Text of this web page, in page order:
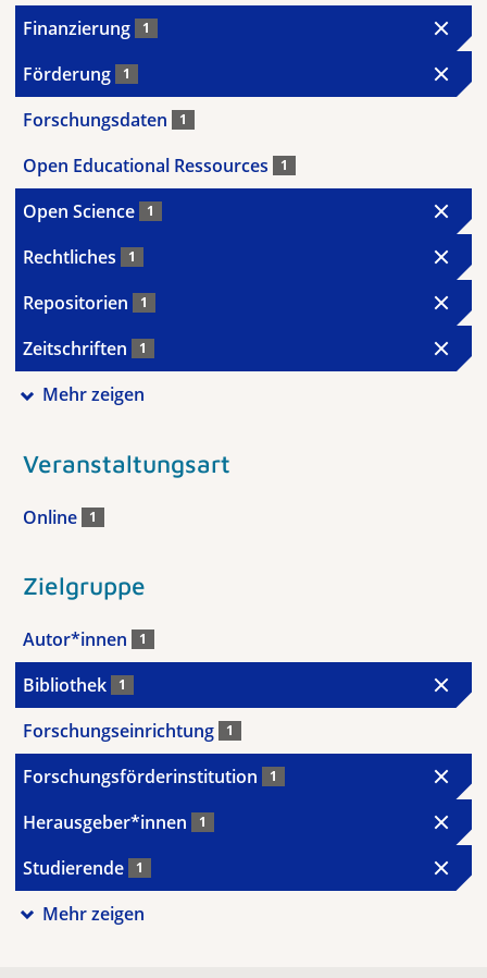
Finanzierung 1
Förderung 1
Forschungsdaten 1
Open Educational Ressources 1
Open Science 1
Rechtliches 1
Repositorien 1
Zeitschriften 1
Mehr zeigen
Veranstaltungsart
Online 1
Zielgruppe
Autor*innen 1
Bibliothek 1
Forschungseinrichtung 1
Forschungsförderinstitution 1
Herausgeber*innen 1
Studierende 1
Mehr zeigen